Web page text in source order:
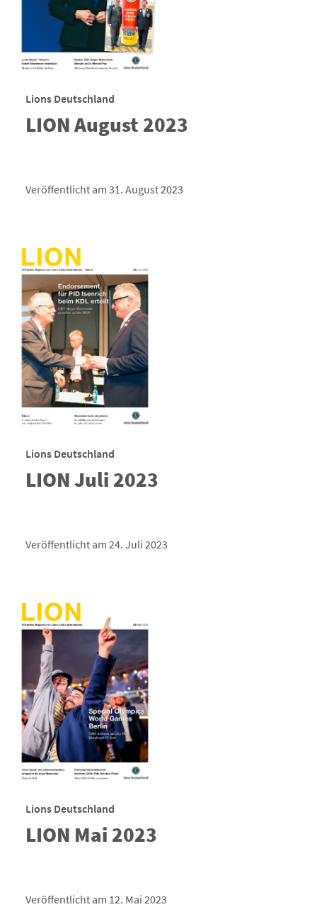
Lions Deutschland
LION August 2023
Veröffentlicht am 31. August 2023
Lions Deutschland
LION Juli 2023
Veröffentlicht am 24. Juli 2023
Lions Deutschland
LION Mai 2023
Veröffentlicht am 12. Mai 2023